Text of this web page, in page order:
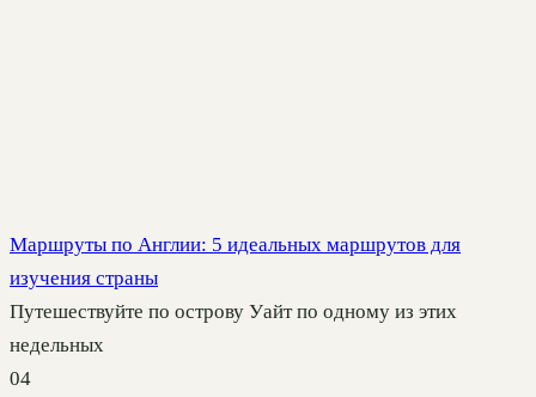
Маршруты по Англии: 5 идеальных маршрутов для
изучения страны
Путешествуйте по острову Уайт по одному из этих
недельных
04